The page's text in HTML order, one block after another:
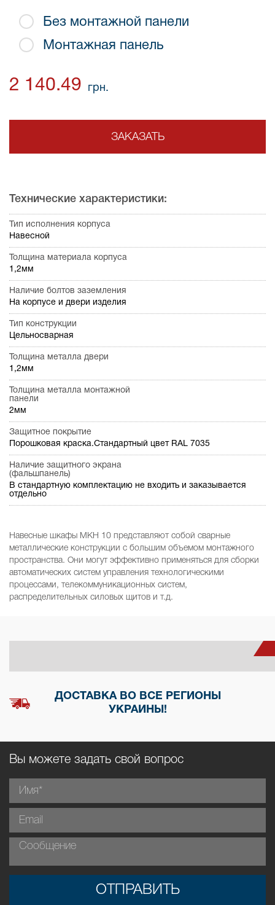
Без монтажной панели
Монтажная панель
2 140.49 грн.
ЗАКАЗАТЬ
Технические характеристики:
Тип исполнения корпуса
Навесной
Толщина материала корпуса
1,2мм
Наличие болтов заземления
На корпусе и двери изделия
Тип конструкции
Цельносварная
Толщина металла двери
1,2мм
Толщина металла монтажной
панели
2мм
Защитное покрытие
Порошковая краска.Стандартный цвет RAL 7035
Наличие защитного экрана
(фальшпанель)
В стандартную комплектацию не входить и заказывается
отдельно
Навесные шкафы МКН 10 представляют собой сварные
металлические конструкции с большим объемом монтажного
пространства. Они могут эффективно применяться для сборки
автоматических систем управления технологическими
процессами, телекоммуникационных систем,
распределительных силовых щитов и т.д.
ДОСТАВКА ВО ВСЕ РЕГИОНЫ
УКРАИНЫ!
Вы можете задать свой вопрос
ОТПРАВИТЬ